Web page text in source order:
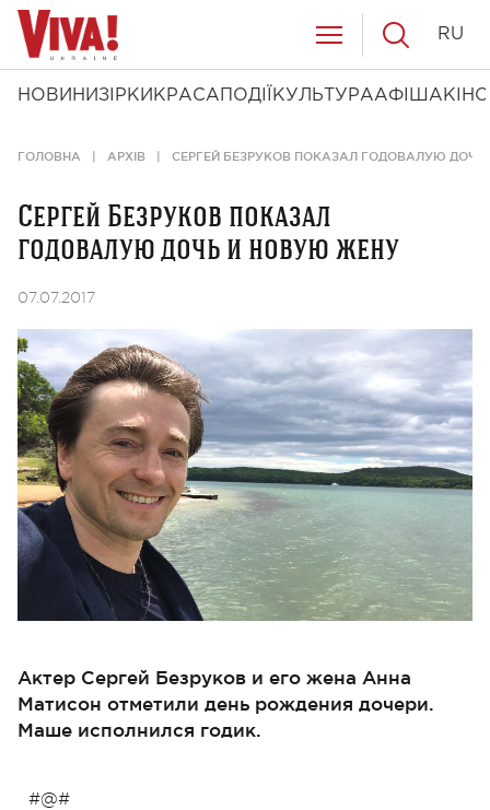
НОВИНИ ЗІРКИ КРАСА ПОДІЇ КУЛЬТУРААФІША КІНО
RU
ГОЛОВНА АРХІВ СЕРГЕЙ БЕЗРУКОВ ПОКАЗАЛ ГОДОВАЛУЮ
Сергей Безруков показал
годовалую дочь и новую жену
07.07.2017
Актер Сергей Безруков и его жена Анна
Матисон отметили день рождения дочери.
Маше исполнился годик.
#@#